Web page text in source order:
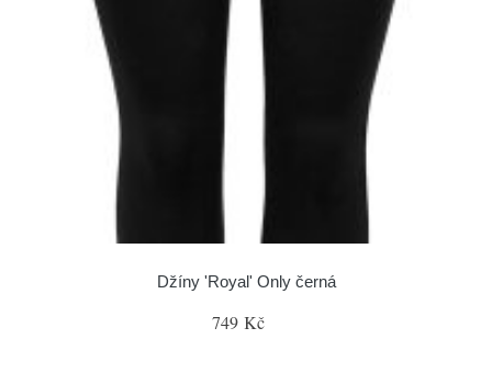
Džíny 'Royal' Only černá
749 Kč